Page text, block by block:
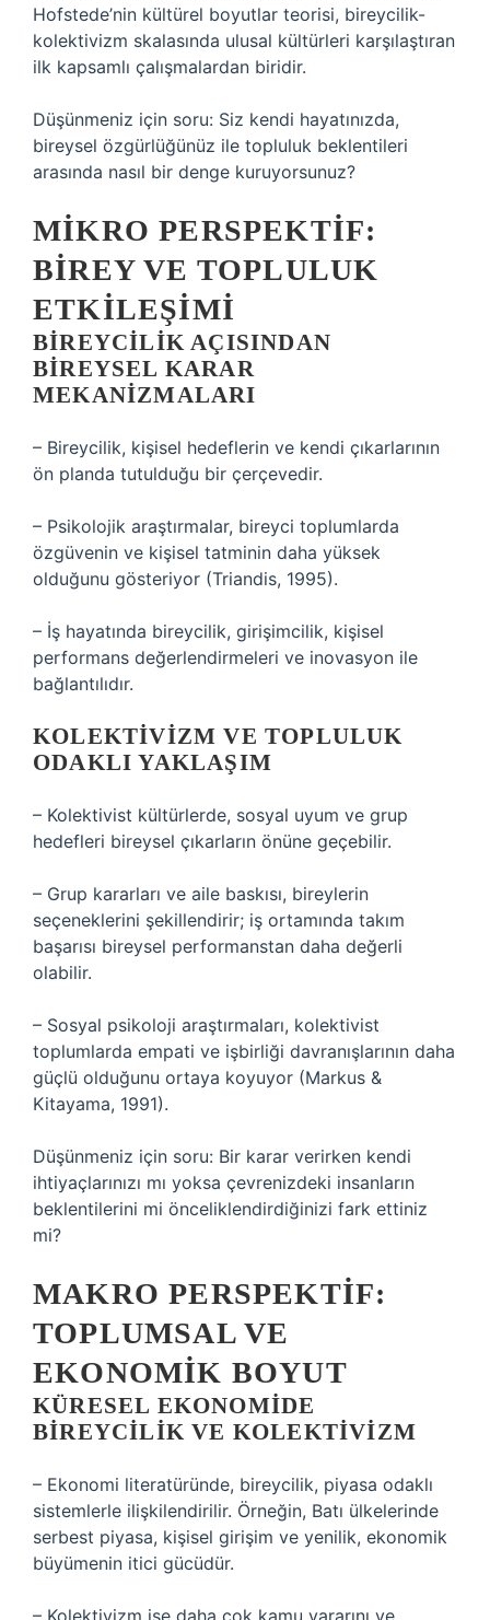
Hofstede’nin kültürel boyutlar teorisi, bireycilik-
kolektivizm skalasında ulusal kültürleri karşılaştıran
ilk kapsamlı çalışmalardan biridir.
Düşünmeniz için soru: Siz kendi hayatınızda,
bireysel özgürlüğünüz ile topluluk beklentileri
arasında nasıl bir denge kuruyorsunuz?
MIKRO PERSPEKTIF:
BIREY VE TOPLULUK
ETKILEŞIMI
BIREYCILIK AÇISINDAN
BIREYSEL KARAR
MEKANIZMALARI
– Bireycilik, kişisel hedeflerin ve kendi çıkarlarının
ön planda tutulduğu bir çerçevedir.
– Psikolojik araştırmalar, bireyci toplumlarda
özgüvenin ve kişisel tatminin daha yüksek
olduğunu gösteriyor (Triandis, 1995).
– İş hayatında bireycilik, girişimcilik, kişisel
performans değerlendirmeleri ve inovasyon ile
bağlantılıdır.
KOLEKTIVIZM VE TOPLULUK
ODAKLI YAKLAŞIM
– Kolektivist kültürlerde, sosyal uyum ve grup
hedefleri bireysel çıkarların önüne geçebilir.
– Grup kararları ve aile baskısı, bireylerin
seçeneklerini şekillendirir; iş ortamında takım
başarısı bireysel performanstan daha değerli
olabilir.
– Sosyal psikoloji araştırmaları, kolektivist
toplumlarda empati ve işbirliği davranışlarının daha
güçlü olduğunu ortaya koyuyor (Markus &
Kitayama, 1991).
Düşünmeniz için soru: Bir karar verirken kendi
ihtiyaçlarınızı mı yoksa çevrenizdeki insanların
beklentilerini mi önceliklendirdiğinizi fark ettiniz
mi?
MAKRO PERSPEKTIF:
TOPLUMSAL VE
EKONOMIK BOYUT
KÜRESEL EKONOMIDE
BIREYCILIK VE KOLEKTIVIZM
– Ekonomi literatüründe, bireycilik, piyasa odaklı
sistemlerle ilişkilendirilir. Örneğin, Batı ülkelerinde
serbest piyasa, kişisel girişim ve yenilik, ekonomik
büyümenin itici gücüdür.
– Kolektivizm ise daha çok kamu yararını ve